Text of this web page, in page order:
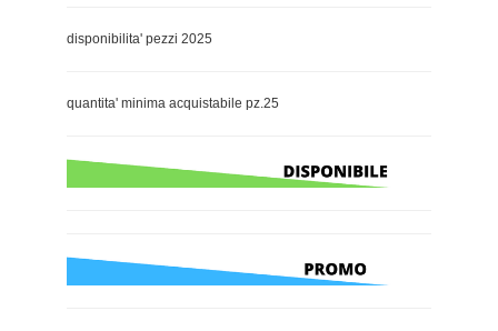
disponibilita' pezzi 2025
quantita' minima acquistabile pz.25